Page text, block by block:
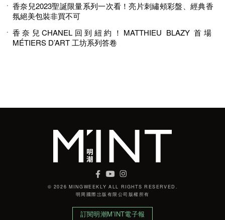
香奈兒2023聖誕限量系列一次看！亮片刺繡頰彩盤、經典香
氛絕美包裝非買不可
香奈兒CHANEL回到紐約！MATTHIEU BLAZY 首場
MÉTIERS D’ART 工坊系列答卷
© 2026 MINGWEEKLY ALL RIGHTS RESERVED.
明周國際岀版有限公司版權所有
訂閱明潮M’INT電子報